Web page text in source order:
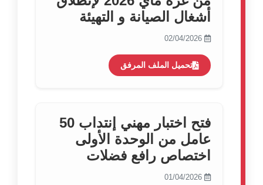
أشغال الصيانة و التهيئة
تحميل الملف المرفق
فتح اختبار مهني إنتداب 50
عامل من الوحدة الأولى
اختصاص رافع فضلات